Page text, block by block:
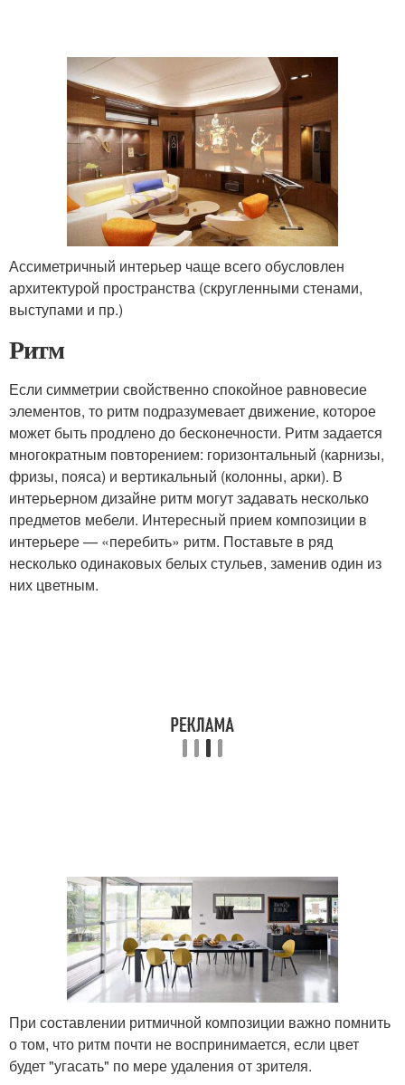
Ассиметричный интерьер чаще всего обусловлен
архитектурой пространства (скругленными стенами,
выступами и пр.)
Ритм
Если симметрии свойственно спокойное равновесие
элементов, то ритм подразумевает движение, которое
может быть продлено до бесконечности. Ритм задается
многократным повторением: горизонтальный (карнизы,
фризы, пояса) и вертикальный (колонны, арки). В
интерьерном дизайне ритм могут задавать несколько
предметов мебели. Интересный прием композиции в
интерьере — «перебить» ритм. Поставьте в ряд
несколько одинаковых белых стульев, заменив один из
них цветным.
При составлении ритмичной композиции важно помнить
о том, что ритм почти не воспринимается, если цвет
будет "угасать" по мере удаления от зрителя.